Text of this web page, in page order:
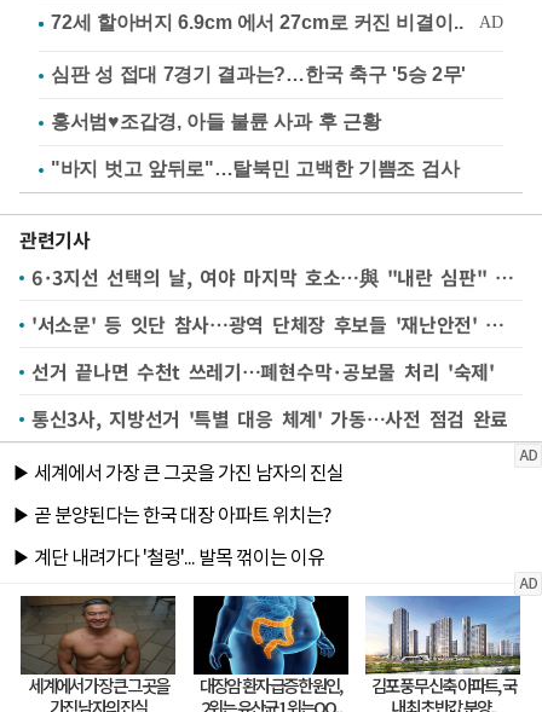
심판 성 접대 7경기 결과는?…한국 축구 '5승 2무'
홍서범♥조갑경, 아들 불륜 사과 후 근황
"바지 벗고 앞뒤로"…탈북민 고백한 기쁨조 검사
관련기사
6·3지선 선택의 날, 여야 마지막 호소…與 "내란 심판" 野 "정권 심판"
'서소문' 등 잇단 참사…광역 단체장 후보들 '재난안전' 공약은
선거 끝나면 수천t 쓰레기…폐현수막·공보물 처리 '숙제'
통신3사, 지방선거 '특별 대응 체계' 가동…사전 점검 완료